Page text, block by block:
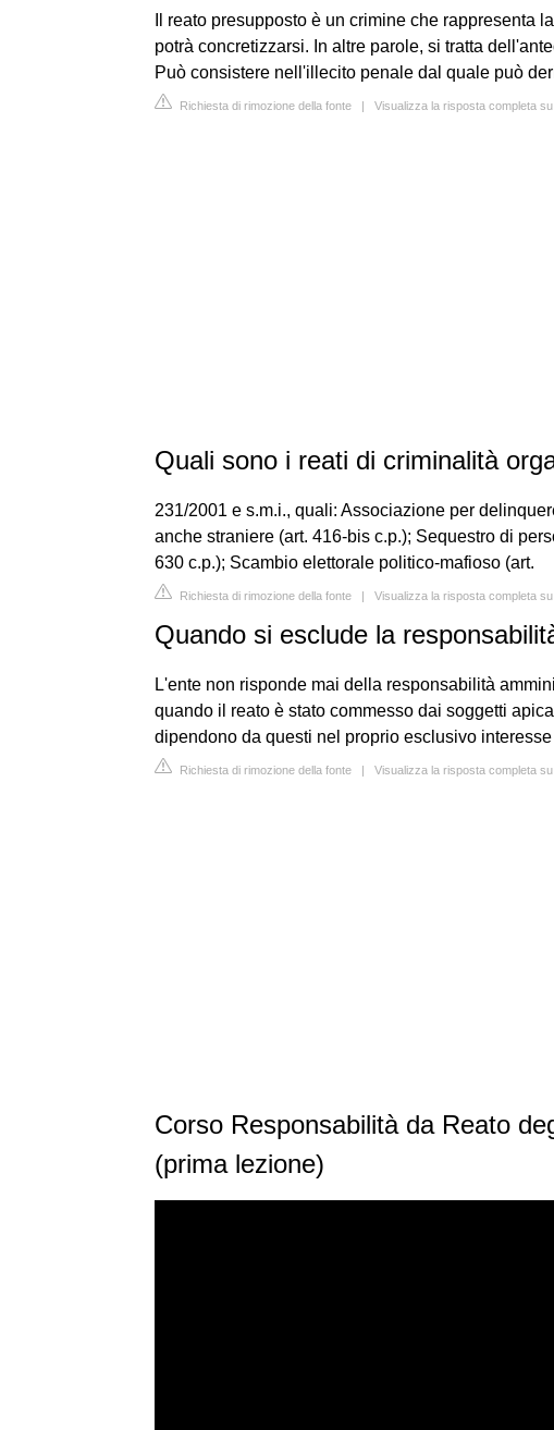
Il reato presupposto è un crimine che rappresenta
potrà concretizzarsi. In altre parole, si tratta
Può consistere nell'illecito penale dal quale può
Richiesta di rimozione della fonte | Visualizza la risposta completa
Quali sono i reati di criminalità
231/2001 e s.m.i., quali: Associazione per
anche straniere (art. 416-bis c.p.); Sequestro di
630 c.p.); Scambio elettorale politico-mafioso (art.
Richiesta di rimozione della fonte | Visualizza la risposta completa
Quando si esclude la
L'ente non risponde mai della responsabilità
quando il reato è stato commesso dai soggetti
dipendono da questi nel proprio esclusivo
Richiesta di rimozione della fonte | Visualizza la risposta completa
Corso Responsabilità da Reato
(prima lezione)